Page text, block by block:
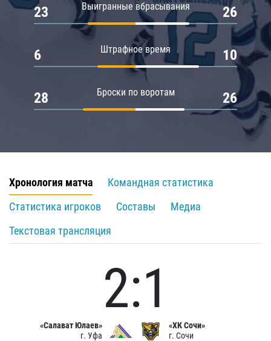
Выигранные вбрасывания
23 26
Штрафное время
6 10
Броски по воротам
28 26
Хронология матча
Командная статистика
Статистика игроков
Составы
Медиа
Текстовая трансляция
«Салават Юлаев»
г. Уфа
2:1
«ХК Сочи»
г. Сочи